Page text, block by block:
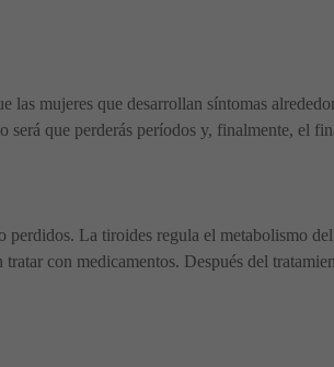
mujeres que desarrollan síntomas
que perderás períodos y, finalmente, el
La tiroides regula el metabolismo
con medicamentos. Después del